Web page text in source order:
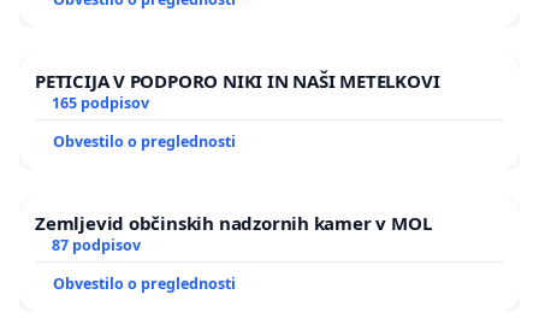
PETICIJA V PODPORO NIKI IN NAŠI METELKOVI
165 podpisov
Obvestilo o preglednosti
Zemljevid občinskih nadzornih kamer v MOL
87 podpisov
Obvestilo o preglednosti